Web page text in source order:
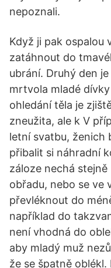
nepoznali.
Když ji pak ospalou
zatáhnout do
ubrání. Druhý den
mrtvola mladé
ohledání těla je
zneužita, ale k V
letní svatbu, ženich
přibalit si náhradní
záloze nechá
obřadu, nebo se ve
převléknout do
například do
není vhodná do
aby mladý muž
že se špatně